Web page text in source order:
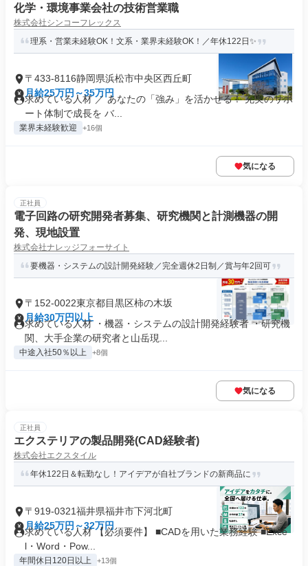
化学・環境事業会社の技術営業職
株式会社シンコーフレックス
理系・営業未経験OK！文系・業界未経験OK！／年休122日✨
〒433-8116静岡県浜松市中央区西丘町
月給25万円～35万円
求めている人材 ／ あなたの「強み」を活かせる！ 充実のサポ
ート体制で成長を バ...
業界未経験歓迎 +16個
気になる
正社員
電子回路の研究開発者募集、研究機関と計測機器の開
発、現地設置
株式会社ナレッジフォーサイト
要機器・システムの設計開発経験／完全週休2日制／賞与年2回可
〒152-0022東京都目黒区柿の木坂
月給30万円以上
求めている人材 ・機器・システムの設計開発経験者 ・研究機
関、大手企業の研究者と山岳現...
中途入社50％以上 +8個
気になる
正社員
エクステリアの製品開発(CAD経験者)
株式会社エクスタイル
年休122日＆転勤なし！アイデアが自社ブランドの新商品に
〒919-0321福井県福井市下河北町
月給25万円～32万円
求めている人材 【必須要件】 ■CADを用いた業務経験 ■Exce
l・Word・Pow...
年間休日120日以上 +13個